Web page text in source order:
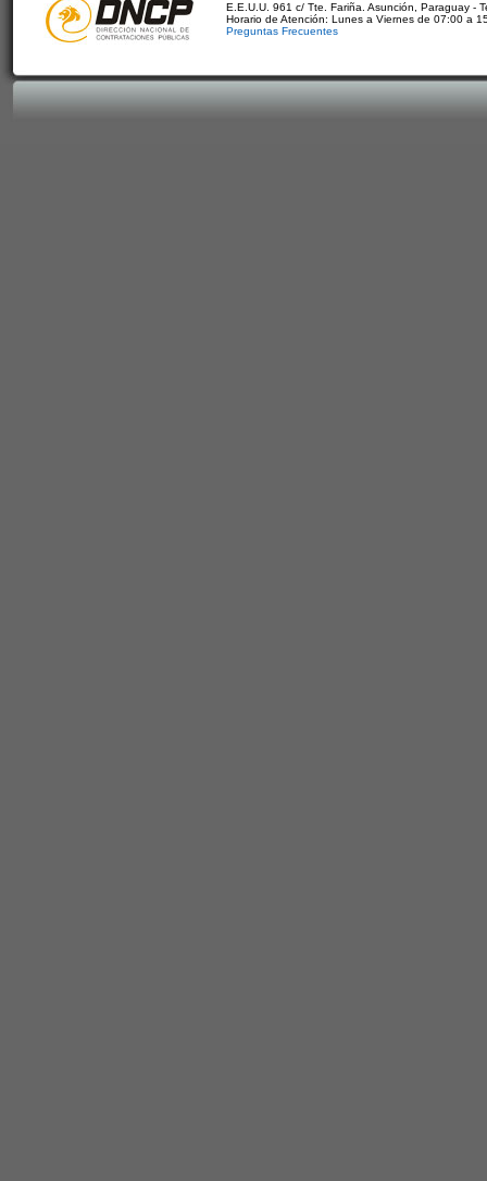
E.E.U.U. 961 c/ Tte. Fariña. Asunción, Paraguay -
Horario de Atención: Lunes a Viernes de 07:00 a
Preguntas Frecuentes